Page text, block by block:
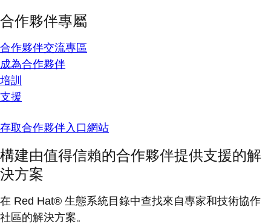
合作夥伴專屬
合作夥伴交流專區
成為合作夥伴
培訓
支援
存取合作夥伴入口網站
構建由值得信賴的合作夥伴提供支援的解
決方案
在 Red Hat® 生態系統目錄中查找來自專家和技術協作
社區的解決方案。